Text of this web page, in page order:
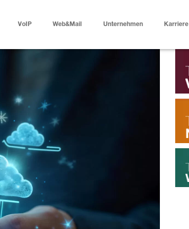
VoIP Web&Mail Unternehmen Karriere